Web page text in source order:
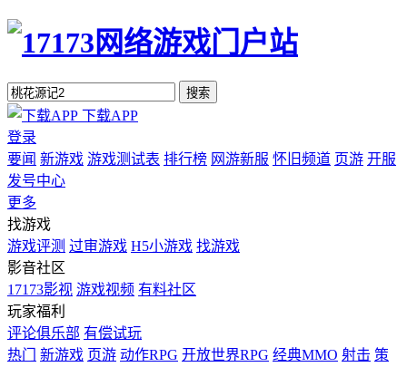
搜索
下载APP
登录
要闻 新游戏 游戏测试表 排行榜 网游新服 怀旧频道 页游 开服
发号中心
更多
找游戏
游戏评测 过审游戏 H5小游戏 找游戏
影音社区
17173影视 游戏视频 有料社区
玩家福利
评论俱乐部 有偿试玩
热门
新游戏 页游 动作RPG 开放世界RPG 经典MMO 射击 策